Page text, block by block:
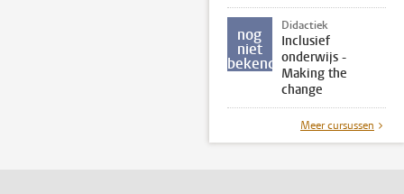
nog
niet
bekend
Didactiek
Inclusief
onderwijs -
Making the
change
Meer cursussen